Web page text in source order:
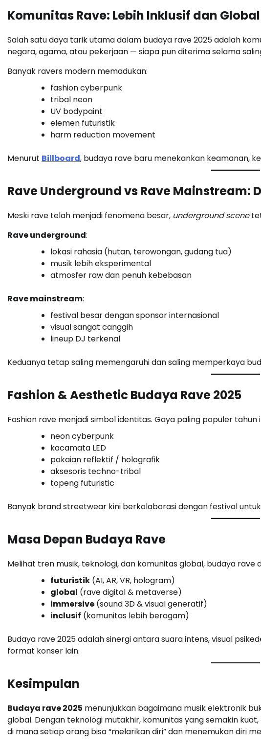
Komunitas Rave: Lebih Inklusif dan Global
Salah satu daya tarik utama dalam budaya rave 2025 adalah
negara, agama, atau pekerjaan — siapa pun diterima selama
Banyak ravers modern memadukan:
fashion cyberpunk
tribal neon
UV bodypaint
elemen futuristik
harm reduction movement
Menurut Billboard, budaya rave baru menekankan keamanan,
Rave Underground vs Rave Mainstream:
Meski rave telah menjadi fenomena besar, underground scene
Rave underground:
lokasi rahasia (hutan, terowongan, gudang tua)
musik lebih eksperimental
atmosfer raw dan penuh kebebasan
Rave mainstream:
festival besar dengan sponsor internasional
visual sangat canggih
lineup DJ terkenal
Keduanya tetap saling memengaruhi dan saling memperkaya
Fashion & Aesthetic Budaya Rave 2025
Fashion rave menjadi simbol identitas. Gaya paling populer tahun
neon cyberpunk
kacamata LED
pakaian reflektif / holografik
aksesoris techno-tribal
topeng futuristic
Banyak brand streetwear kini berkolaborasi dengan festival
Masa Depan Budaya Rave
Melihat tren musik, teknologi, dan komunitas global, budaya rave
futuristik (AI, AR, VR, hologram)
global (rave digital & metaverse)
immersive (sound 3D & visual generatif)
inclusif (komunitas lebih beragam)
Budaya rave 2025 adalah sinergi antara suara intens, visual
format konser lain.
Kesimpulan
Budaya rave 2025 menunjukkan bagaimana musik elektronik
global. Dengan teknologi mutakhir, komunitas yang semakin
di mana setiap orang bisa “melarikan diri” dan menemukan diri